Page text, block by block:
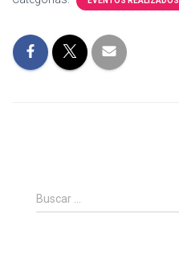
B
u
Buscar …